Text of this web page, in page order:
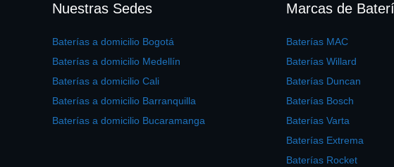
Nuestras Sedes
Baterías a domicilio Bogotá
Baterías a domicilio Medellín
Baterías a domicilio Cali
Baterías a domicilio Barranquilla
Baterías a domicilio Bucaramanga
Marcas de
Baterías MAC
Baterías Willard
Baterías Duncan
Baterías Bosch
Baterías Varta
Baterías Extrema
Baterías Rocket